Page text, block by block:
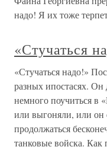
надо! Я их тоже
«Стучаться
«Стучаться надо!»
разных ипостасях. Он
немного поучиться в
или выгоняли, или он
продолжаться
танковые войска. Как